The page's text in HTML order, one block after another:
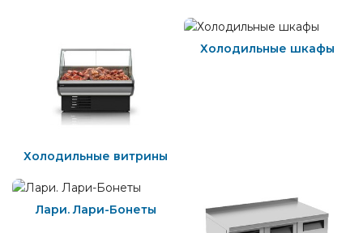
Холодильные витрины
Холодильные шкафы
Лари. Лари-Бонеты